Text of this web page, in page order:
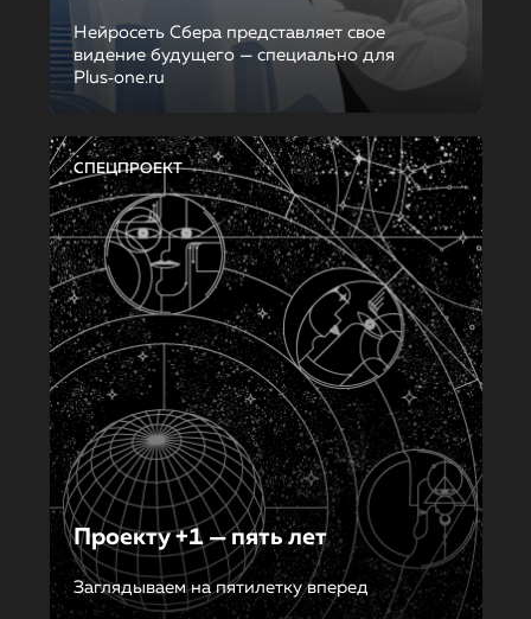
Нейросеть Сбера представляет свое
видение будущего — специально для
Plus‑one.ru
СПЕЦПРОЕКТ
Проекту +1 — пять лет
Заглядываем на пятилетку вперед